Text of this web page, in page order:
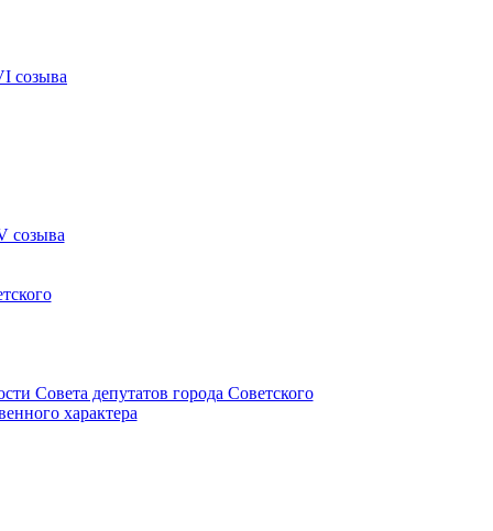
созыва
созыва
Совета депутатов города Советского
характера